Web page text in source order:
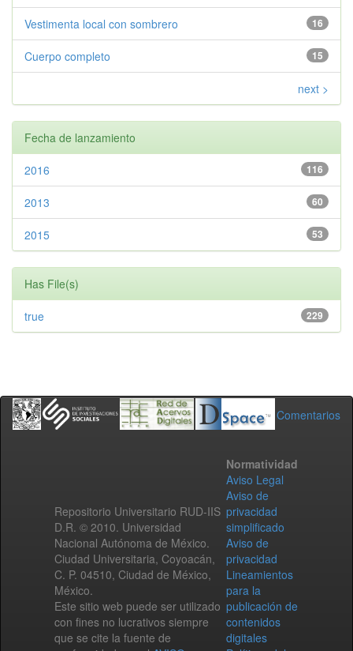
16
Vestimenta local con sombrero
15
Cuerpo completo
next >
Fecha de lanzamiento
116
2016
60
2013
53
2015
Has File(s)
229
true
Comentarios
Repositorio Universitario RUD-IIS
D.R. © 2010. Universidad
Nacional Autónoma de México.
Ciudad Universitaria, Coyoacán,
C. P. 04510, Ciudad de México,
México.
Este sitio web puede ser utilizado
con fines no lucrativos siempre
que se cite la fuente de
Normatividad
Aviso Legal
Aviso de
privacidad
simplificado
Aviso de
privacidad
Lineamientos
para la
publicación de
contenidos
digitales